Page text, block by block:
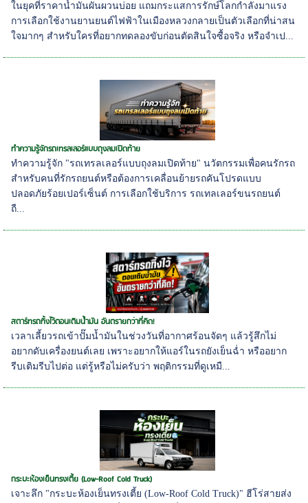
ในยุคที่ราคาน้ำมันผันผวนบ่อย แถมกระแสการรักษ์โลกกำลังมาแรง
การเลือกใช้งานยานยนต์ไฟฟ้าในเมืองหลวงกลายเป็นตัวเลือกที่น่าสน
ใจมากๆ สำหรับใครที่อยากทดลองขับก่อนตัดสินใจซื้อจริง หรือจำเป...
ทำความรู้จักรถเทรลเลอร์แบบถุงลมเปิดท้าย
ทำความรู้จัก "รถเทรลเลอร์แบบถุงลมเปิดท้าย" นวัตกรรมเพื่อคนรักรถ
สำหรับคนที่รักรถยนต์หรือต้องการเคลื่อนย้ายรถคันโปรดแบบ
ปลอดภัยร้อยเปอร์เซ็นต์ การเลือกใช้บริการ รถเทลเลอร์ขนรถยนต์
ถื...
สตาร์ทรถทิ้งไว้ตอนเติมน้ำมัน อันตรายกว่าที่คิด!
เวลาเลี้ยวรถเข้าปั๊มน้ำมันในช่วงวันที่อากาศร้อนจัดๆ แล้วรู้สึกไม่
อยากดับเครื่องยนต์เลย เพราะอยากให้แอร์ในรถยังเย็นฉ่ำ หรืออยาก
รีบเติมรีบไปต่อ แต่รู้หรือไม่ครับว่า พฤติกรรมที่ดูเหมื...
กระบะห้องเย็นทรงเตี้ย (Low-Roof Cold Truck)
เจาะลึก "กระบะห้องเย็นทรงเตี้ย (Low-Roof Cold Truck)" ฮีโร่สายส่ง